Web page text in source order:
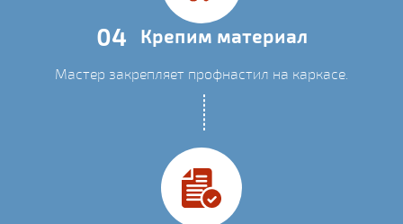
04 Крепим материал
Мастер закрепляет профнастил на каркасе.